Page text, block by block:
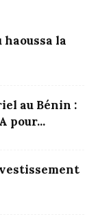
la
au Bénin :
pour...